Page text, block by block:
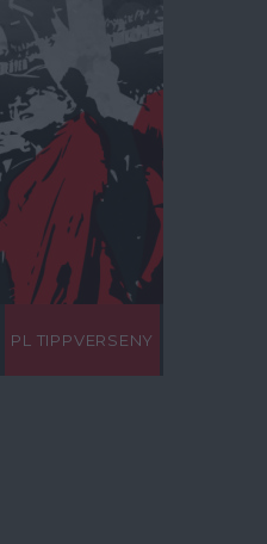
PL TIPPVERSENY